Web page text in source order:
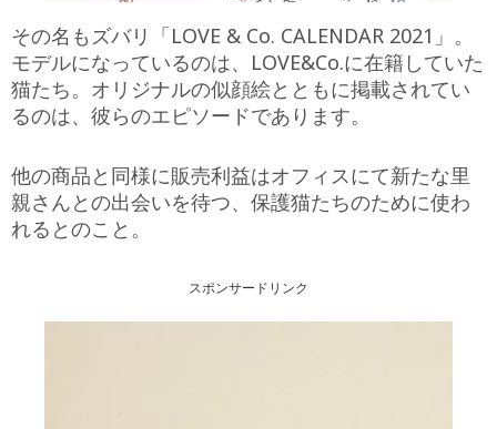
その名もズバリ「LOVE & Co. CALENDAR 2021」。
モデルになっているのは、LOVE&Co.に在籍していた
猫たち。オリジナルの似顔絵とともに掲載されてい
るのは、彼らのエピソードであります。
他の商品と同様に販売利益はオフィスにて新たな里
親さんとの出会いを待つ、保護猫たちのために使わ
れるとのこと。
スポンサードリンク